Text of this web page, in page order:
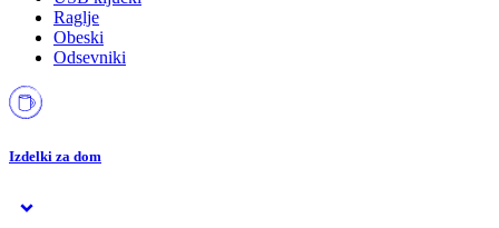
Raglje
Obeski
Odsevniki
Izdelki za dom